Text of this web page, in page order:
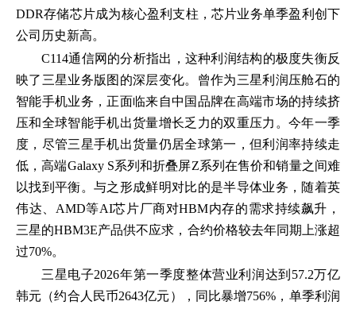
DDR存储芯片成为核心盈利支柱，芯片业务单季盈利创下
公司历史新高。
C114通信网的分析指出，这种利润结构的极度失衡反
映了三星业务版图的深层变化。曾作为三星利润压舱石的
智能手机业务，正面临来自中国品牌在高端市场的持续挤
压和全球智能手机出货量增长乏力的双重压力。今年一季
度，尽管三星手机出货量仍居全球第一，但利润率持续走
低，高端Galaxy S系列和折叠屏Z系列在售价和销量之间难
以找到平衡。与之形成鲜明对比的是半导体业务，随着英
伟达、AMD等AI芯片厂商对HBM内存的需求持续飙升，
三星的HBM3E产品供不应求，合约价格较去年同期上涨超
过70%。
三星电子2026年第一季度整体营业利润达到57.2万亿
韩元（约合人民币2643亿元），同比暴增756%，单季利润